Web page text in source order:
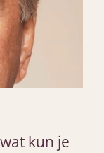
kun je